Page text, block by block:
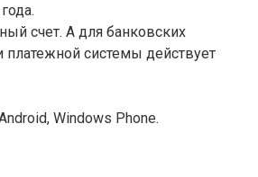
счет. А для банковских
платежной системы действует
Windows Phone.